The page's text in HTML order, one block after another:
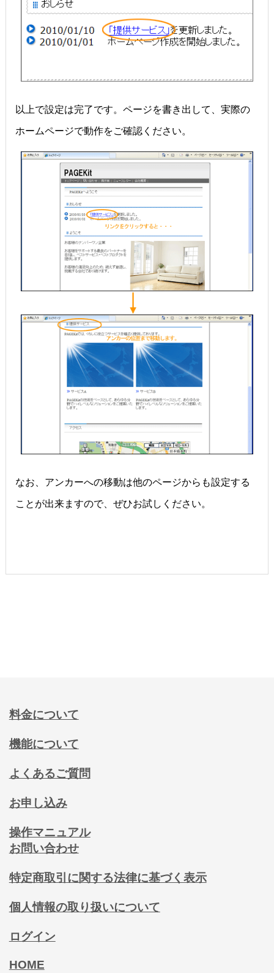
以上で設定は完了です。ページを書き出して、実際の
ホームページで動作をご確認ください。
なお、アンカーへの移動は他のページからも設定する
ことが出来ますので、ぜひお試しください。
料金について
機能について
よくあるご質問
お申し込み
操作マニュアル
お問い合わせ
特定商取引に関する法律に基づく表示
個人情報の取り扱いについて
ログイン
HOME